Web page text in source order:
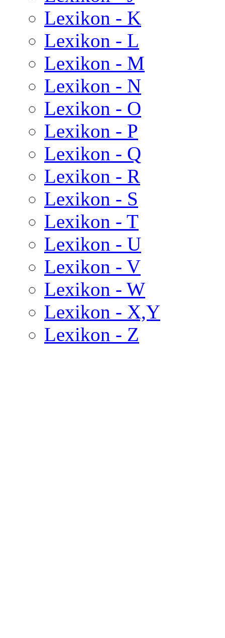
Lexikon - K
Lexikon - L
Lexikon - M
Lexikon - N
Lexikon - O
Lexikon - P
Lexikon - Q
Lexikon - R
Lexikon - S
Lexikon - T
Lexikon - U
Lexikon - V
Lexikon - W
Lexikon - X,Y
Lexikon - Z